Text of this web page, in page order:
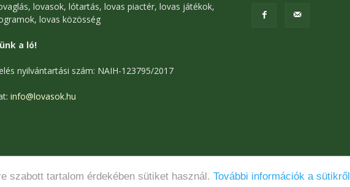
szabott tartalom érdekében sütiket használ. További információk a sütikről
lovasok, lótartás, lovas piactér, lovas játékok,
lovas közösség
a ló!
nyilvántartási szám: NAIH-123795/2017
info@lovasok.hu
Médiaajánlat Adatkezelési tájékoztató Jogi nyilatkozat